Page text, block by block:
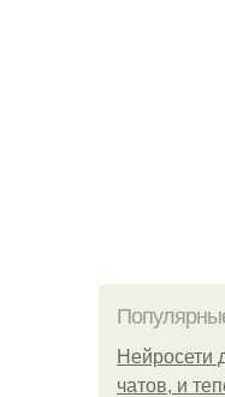
Нейросети
чатов, и